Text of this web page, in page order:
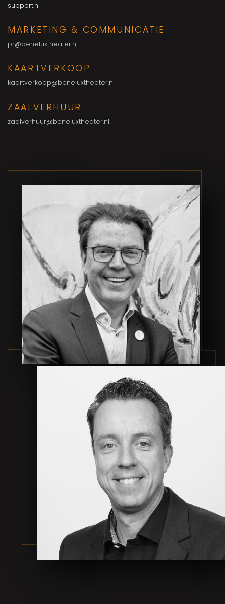
support.nl
MARKETING & COMMUNICATIE
pr@beneluxtheater.nl
KAARTVERKOOP
kaartverkoop@beneluxtheater.nl
ZAALVERHUUR
zaalverhuur@beneluxtheater.nl